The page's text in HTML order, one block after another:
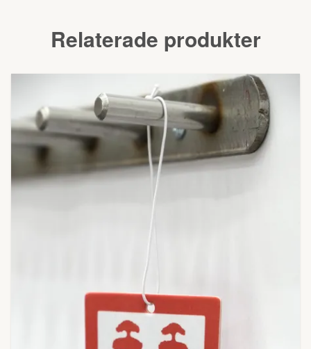
Relaterade produkter